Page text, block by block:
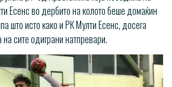
Есенс во дербито на колото беше домаќин
што исто како и РК Мулти Есенс, досега
сите одиграни натпревари.